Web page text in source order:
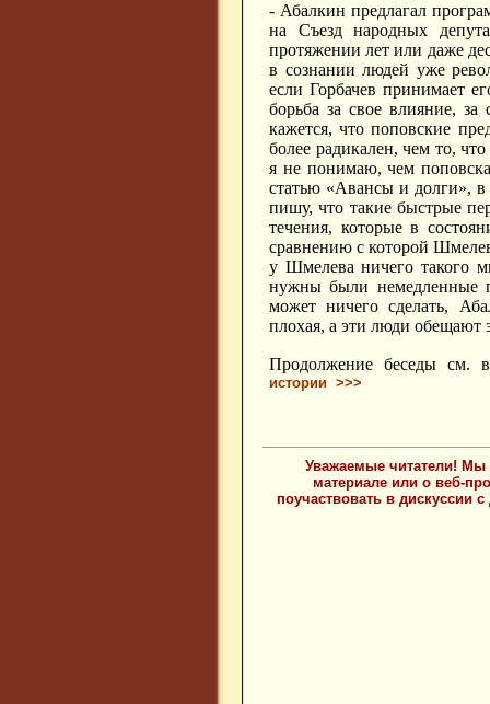
- Абалкин предлагал
на Съезд народных
протяжении лет или даже
в сознании людей уже
если Горбачев принимает
борьба за свое влияние,
кажется, что поповские
более радикален, чем то,
я не понимаю, чем
статью «Авансы и долги», в
пишу, что такие быстрые
течения, которые в
сравнению с которой
у Шмелева ничего такого
нужны были немедленные
может ничего сделать,
плохая, а эти люди обещают
Продолжение беседы см.
истории >>>
Уважаемые читатели! Мы
материале или о веб-
поучаствовать в дискуссии